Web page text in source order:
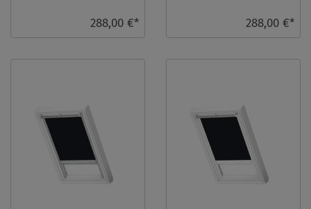
homecontrol kom ...288,00 €* 288,00 €*